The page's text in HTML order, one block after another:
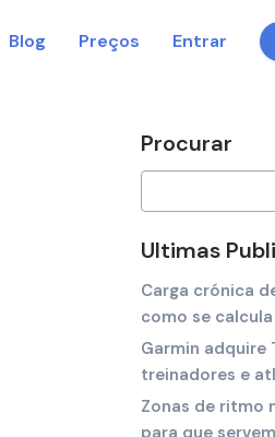
Entrar
Preços
Blog
Procurar
Ultimas
Carga crónica
como se
Garmin adquire
treinadores e
Zonas de ritmo
para que